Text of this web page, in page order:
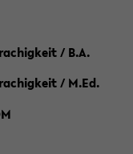
/ B.A.
/ M.Ed.